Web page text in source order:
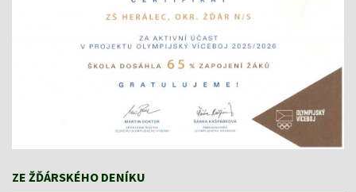
ZE ŽĎÁRSKÉHO DENÍKU